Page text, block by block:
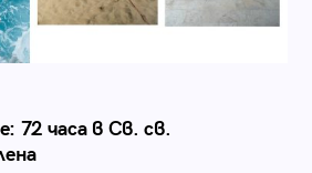
72 часа в Св. св.